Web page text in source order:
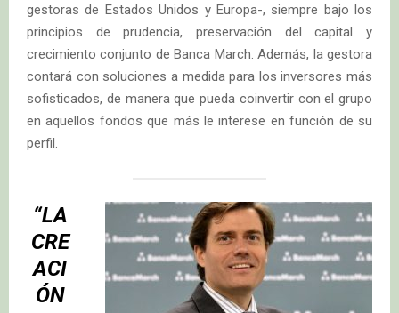
gestoras de Estados Unidos y Europa-, siempre bajo los
principios de prudencia, preservación del capital y
crecimiento conjunto de Banca March. Además, la gestora
contará con soluciones a medida para los inversores más
sofisticados, de manera que pueda coinvertir con el grupo
en aquellos fondos que más le interese en función de su
perfil.
“LA
CRE
ACI
ÓN